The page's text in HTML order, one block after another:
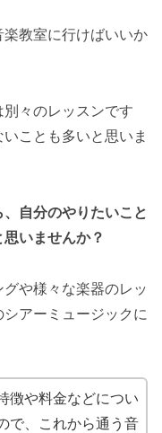
教室に行けばいいか
々のレッスンです
ことも多いと思いま
自分のやりたいこと
いませんか？
や様々な楽器のレッ
アーミュージックに
徴や料金などについ
で、これから通う音